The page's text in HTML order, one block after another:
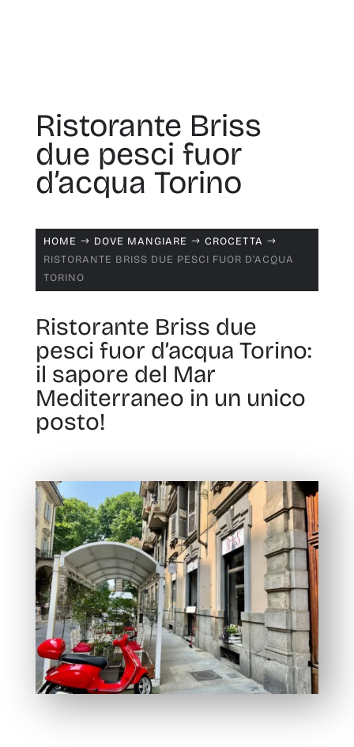
Ristorante Briss
due pesci fuor
d’acqua Torino
HOME $ DOVE MANGIARE $ CROCETTA $
RISTORANTE BRISS DUE PESCI FUOR D’ACQUA
TORINO
Ristorante Briss due
pesci fuor d’acqua Torino:
il sapore del Mar
Mediterraneo in un unico
posto!